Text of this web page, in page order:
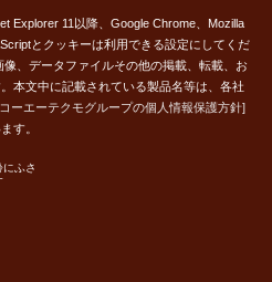
Explorer 11以降、Google Chrome、Mozilla
とクッキーは利用できる設定にしてくだ
、データファイルその他の掲載、転載、お
本文中に記載されている製品名等は、各社
ーエーテクモグループの個人情報保護方針]
す。
にふさ